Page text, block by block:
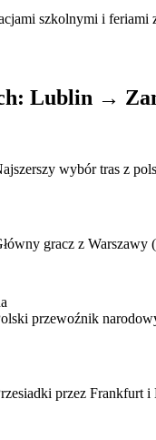
szkolnymi i feriami
Lublin →
wybór tras z
gracz z
przewoźnik
przez Frankfurt